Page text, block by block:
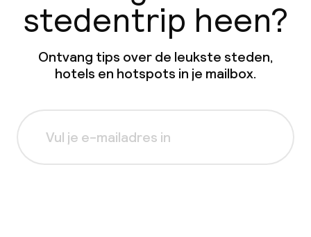
stedentrip heen?
Ontvang tips over de leukste steden,
hotels en hotspots in je mailbox.